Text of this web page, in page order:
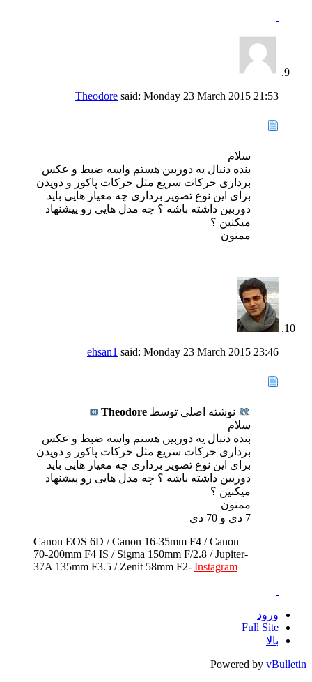
Theodore said: Monday 23 March 2015 21:53
سلام
بنده دنبال یه دوربین هستم واسه ضبط و عکس
برداری حرکات سریع مثل حرکات پاکور و دویدن
برای این نوع تصویر برداری چه معیار هایی باید
دوربین داشته باشه ؟ چه مدل هایی رو پیشنهاد
میکنین ؟
ممنون
ehsan1 said: Monday 23 March 2015 23:46
نوشته اصلی توسط Theodore
سلام
بنده دنبال یه دوربین هستم واسه ضبط و عکس
برداری حرکات سریع مثل حرکات پاکور و دویدن
برای این نوع تصویر برداری چه معیار هایی باید
دوربین داشته باشه ؟ چه مدل هایی رو پیشنهاد
میکنین ؟
ممنون
7 دی و 70 دی
Canon EOS 6D / Canon 16-35mm F4 / Canon
70-200mm F4 IS / Sigma 150mm F/2.8 / Jupiter-
37A 135mm F3.5 / Zenit 58mm F2- Instagram
ورود
Full Site
بالا
Powered by vBulletin